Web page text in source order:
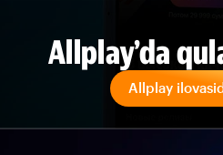
Allplay’da
Allplay